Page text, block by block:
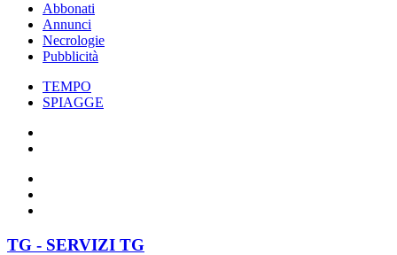
Abbonati
Annunci
Necrologie
Pubblicità
TEMPO
SPIAGGE
TG - SERVIZI TG